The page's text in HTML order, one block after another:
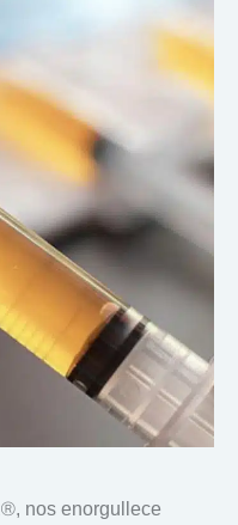
®, nos enorgullece